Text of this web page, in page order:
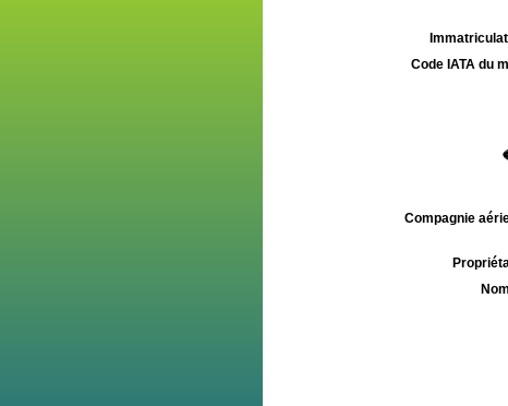
Code IATA du
Compagnie